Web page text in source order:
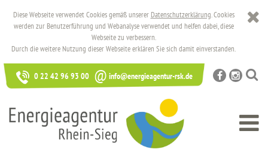
0 22 42 96 93 00 @ info@energieagentur-rsk.de
Diese Webseite verwendet Cookies gemäß unserer Datenschutzerklärung. Cookies
werden zur Benutzerführung und Webanalyse verwendet und helfen dabei, diese
Webseite zu verbessern.
Durch die weitere Nutzung dieser Webseite erklären Sie sich damit einverstanden.